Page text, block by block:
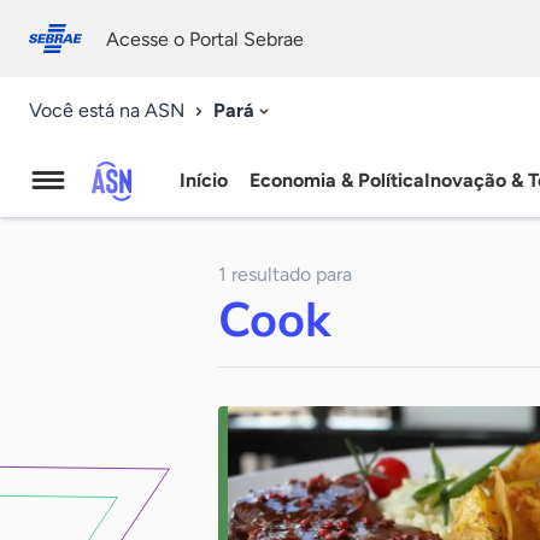
conosco
Acesse o Portal Sebrae
Você está na ASN Pará
Agência
Notícias
Início Economia & PolíticaInovação &
1 resultado para
Cook